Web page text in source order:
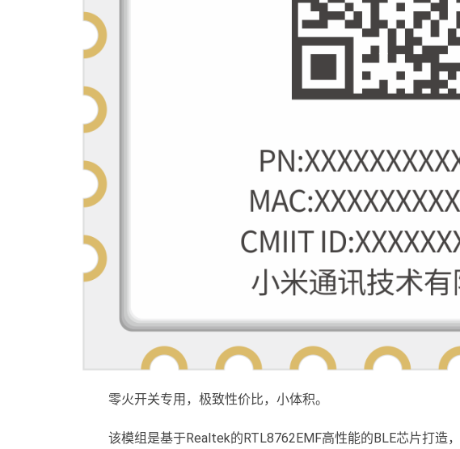
零火开关专用，极致性价比，小体积。
该模组是基于Realtek的RTL8762EMF高性能的BLE芯片打造